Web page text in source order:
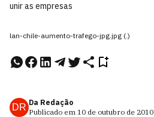
unir as empresas
lan-chile-aumento-trafego-jpg.jpg (.)
DR Da Redação
Publicado em 10 de outubro de 2010